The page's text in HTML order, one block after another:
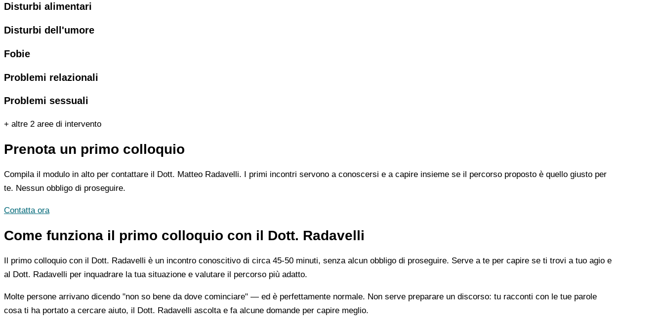
Disturbi alimentari
Disturbi dell'umore
Fobie
Problemi relazionali
Problemi sessuali
+ altre 2 aree di intervento
Prenota un primo colloquio
Compila il modulo in alto per contattare il Dott. Matteo Radavelli. I primi incontri servono a conoscersi e a capire insieme se il percorso proposto è quello giusto per
te. Nessun obbligo di proseguire.
Contatta ora
Come funziona il primo colloquio con il Dott. Radavelli
Il primo colloquio con il Dott. Radavelli è un incontro conoscitivo di circa 45-50 minuti, senza alcun obbligo di proseguire. Serve a te per capire se ti trovi a tuo agio e
al Dott. Radavelli per inquadrare la tua situazione e valutare il percorso più adatto.
Molte persone arrivano dicendo "non so bene da dove cominciare" — ed è perfettamente normale. Non serve preparare un discorso: tu racconti con le tue parole
cosa ti ha portato a cercare aiuto, il Dott. Radavelli ascolta e fa alcune domande per capire meglio.